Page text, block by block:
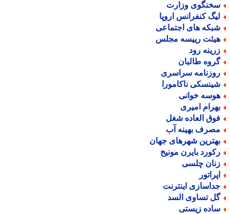
وزارت
کنفرانس اروپا
های اجتماعی
رییسه مجلس
رود
طالبان
سراسری
ناکامورا
خوانی
امیری
العاده شغل
بهینه آب
شهرهای جهان
بایرن مونیخ
چلسی
اینترنت
تساوی السد
زیستی